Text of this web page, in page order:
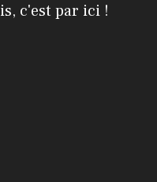
c'est par ici !